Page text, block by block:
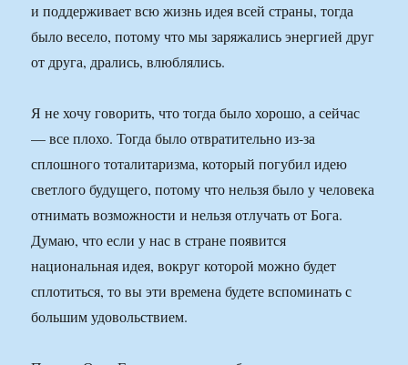
и поддерживает всю жизнь идея всей страны, тогда
было весело, потому что мы заряжались энергией друг
от друга, дрались, влюблялись.
Я не хочу говорить, что тогда было хорошо, а сейчас
— все плохо. Тогда было отвратительно из-за
сплошного тоталитаризма, который погубил идею
светлого будущего, потому что нельзя было у человека
отнимать возможности и нельзя отлучать от Бога.
Думаю, что если у нас в стране появится
национальная идея, вокруг которой можно будет
сплотиться, то вы эти времена будете вспоминать с
большим удовольствием.